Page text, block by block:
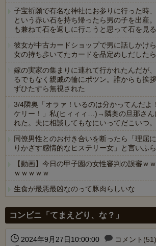
子宝祈願で有名な神社にお参りに行った時
という赤い石を持ち帰ったら男の子を出産
も兼ねて石を返しに行こうと思って石を見
彼女が中古カードショップで男に話しかけ
女の持ち歩いてたカードを品定めしだした
嫁の実家の集まりに連れて行かれたんだが
るでもなく親戚の輪にポツン。誰からも挨
ずひたすら無視された
3/4隣奥「オラァ！いるのは分かってんだよ
ケリー！」私(ヒィィィ…)→隣奥の旦那さん
れた。夫に相談してもなにいってだこいつ
同僚男性とのお付き合いを断ったら「理屈
りかざす感情的なヒステリー女」と言いふ
【動画】今日の甲子園の女性審判の誤審ｗ
ｗｗｗｗｗ
生食が最悪最凶なのって豚肉らしいな
コンビニ「てまえどり、な？」
2024年9月27日10:00:00
コメント(51)